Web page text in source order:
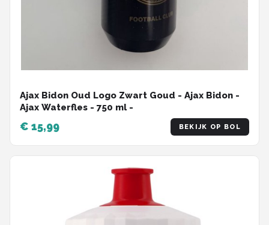
Ajax Bidon Oud Logo Zwart Goud - Ajax Bidon -
Ajax Waterfles - 750 ml -
€ 15,99 BEKIJK OP BOL